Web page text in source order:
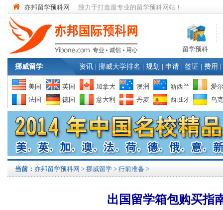
亦邦留学预科网 致力于打造最专业的留学预科网站！
留学预科
挪威留学 资讯 挪威大学排名 规划 申请 签证 费用
美国 英国 加拿大 澳洲 新西兰
爱
法国
德国 意大利 丹麦 西班牙 乌
当前： 亦邦留学预科网 > 挪威留学 > 行前准备 >
出国留学箱包购买指